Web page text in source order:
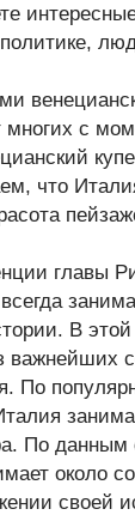
политике,
многих с
что
главы
В этой
важнейших
По
По данным
около
своей